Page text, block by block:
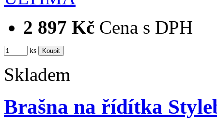
2 897 Kč Cena s DPH
ks
Skladem
Brašna na řídítka